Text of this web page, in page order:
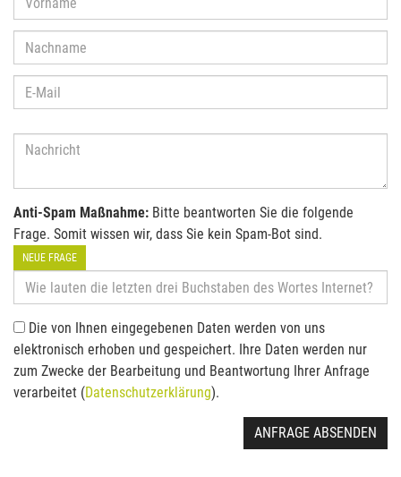
Anti-Spam Maßnahme: Bitte beantworten Sie die folgende
Frage. Somit wissen wir, dass Sie kein Spam-Bot sind.
NEUE FRAGE
Die von Ihnen eingegebenen Daten werden von uns
elektronisch erhoben und gespeichert. Ihre Daten werden nur
zum Zwecke der Bearbeitung und Beantwortung Ihrer Anfrage
verarbeitet (Datenschutzerklärung).
ANFRAGE ABSENDEN